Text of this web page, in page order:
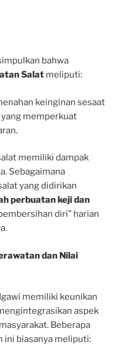
bahwa
Salat meliputi:
keinginan sesaat
memperkuat
memiliki dampak
Sebagaimana
yang didirikan
perbuatan keji dan
diri” harian
dan Nilai
memiliki keunikan
aspek
Beberapa
ini biasanya meliputi: